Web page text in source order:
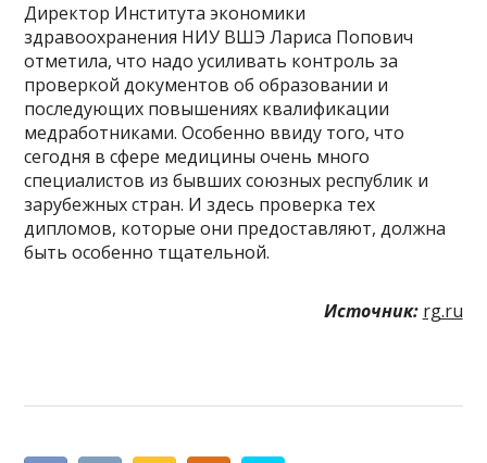
Директор Института экономики
здравоохранения НИУ ВШЭ Лариса Попович
отметила, что надо усиливать контроль за
проверкой документов об образовании и
последующих повышениях квалификации
медработниками. Особенно ввиду того, что
сегодня в сфере медицины очень много
специалистов из бывших союзных республик и
зарубежных стран. И здесь проверка тех
дипломов, которые они предоставляют, должна
быть особенно тщательной.
Источник: rg.ru